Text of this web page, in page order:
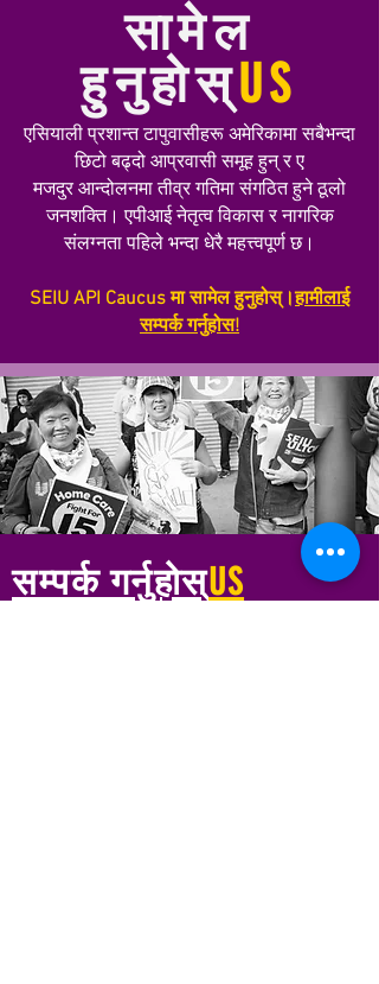
सामेल
हुनुहोस्US
एसियाली प्रशान्त टापुवासीहरू अमेरिकामा सबैभन्दा
छिटो बढ्दो आप्रवासी समूह हुन् र ए
मजदुर आन्दोलनमा तीव्र गतिमा संगठित हुने ठूलो
जनशक्ति। एपीआई नेतृत्व विकास र नागरिक
संलग्नता पहिले भन्दा धेरै महत्त्वपूर्ण छ।
SEIU API Caucus मा सामेल हुनुहोस्।हामीलाई
सम्पर्क गर्नुहोस!
सम्पर्क गर्नुहोस्US